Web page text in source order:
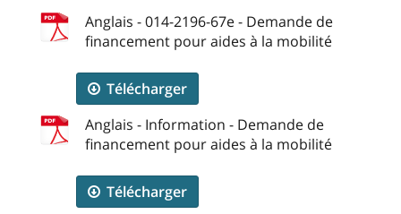
Anglais - 014-2196-67e - Demande de
financement pour aides à la mobilité
Télécharger
Anglais - Information - Demande de
financement pour aides à la mobilité
Télécharger